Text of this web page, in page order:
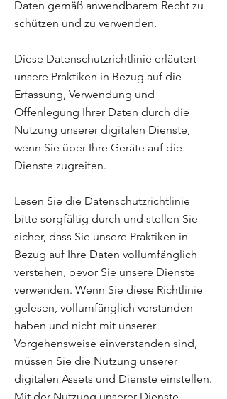
Daten gemäß anwendbarem Recht zu
schützen und zu verwenden.
Diese Datenschutzrichtlinie erläutert
unsere Praktiken in Bezug auf die
Erfassung, Verwendung und
Offenlegung Ihrer Daten durch die
Nutzung unserer digitalen Dienste,
wenn Sie über Ihre Geräte auf die
Dienste zugreifen.
Lesen Sie die Datenschutzrichtlinie
bitte sorgfältig durch und stellen Sie
sicher, dass Sie unsere Praktiken in
Bezug auf Ihre Daten vollumfänglich
verstehen, bevor Sie unsere Dienste
verwenden. Wenn Sie diese Richtlinie
gelesen, vollumfänglich verstanden
haben und nicht mit unserer
Vorgehensweise einverstanden sind,
müssen Sie die Nutzung unserer
digitalen Assets und Dienste einstellen.